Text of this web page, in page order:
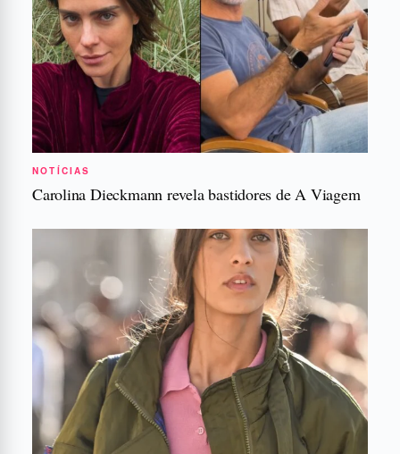
NOTÍCIAS
Carolina Dieckmann revela bastidores de A Viagem